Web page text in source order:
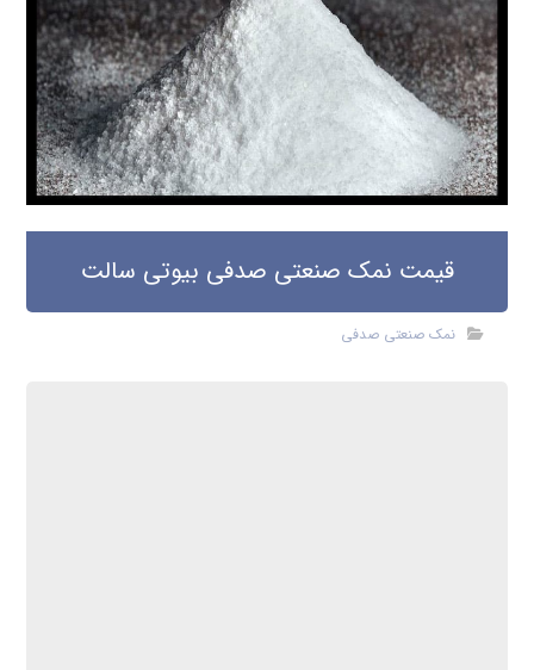
قیمت نمک صنعتی صدفی بیوتی سالت
نمک صنعتی صدفی